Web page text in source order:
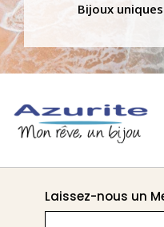
Bijoux
Laissez-nous un